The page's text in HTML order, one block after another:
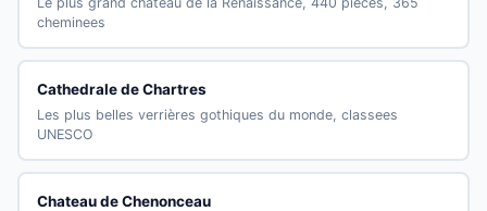
cheminees
Cathedrale de Chartres
Les plus belles verrières gothiques du monde, classees
UNESCO
Chateau de Chenonceau